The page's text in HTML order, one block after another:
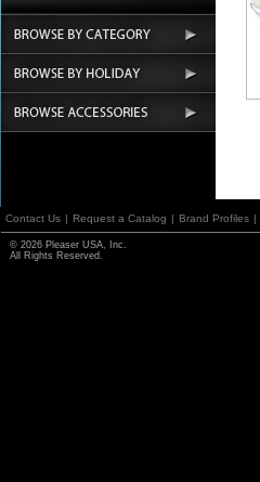
· 5 3/4" Teeze
· 6" Sultry
Contact Us | Request a Catalog | Brand Profiles |
© 2026 Pleaser USA, Inc.
All Rights Reserved.